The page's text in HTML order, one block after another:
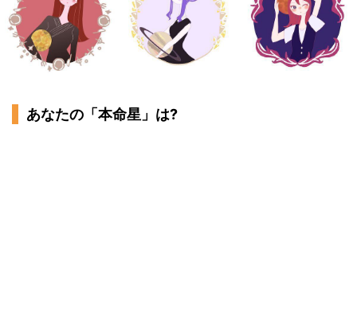
あなたの「本命星」は?